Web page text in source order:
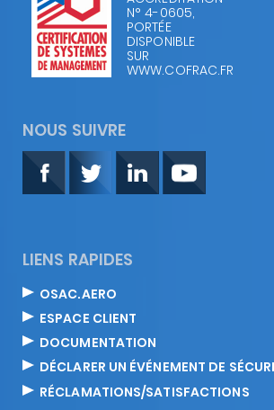
NOUS SUIVRE
N° 4-0605,
PORTÉE
DISPONIBLE
SUR
WWW.COFRAC.FR
LIENS RAPIDES
OSAC.AERO
ESPACE CLIENT
DOCUMENTATION
DÉCLARER UN ÉVÉNEMENT DE
RÉCLAMATIONS/SATISFACTIONS